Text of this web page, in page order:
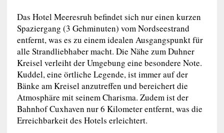
Das Hotel Meeresruh befindet sich nur einen kurzen
Spaziergang (3 Gehminuten) vom Nordseestrand
entfernt, was es zu einem idealen Ausgangspunkt für
alle Strandliebhaber macht. Die Nähe zum Duhner
Kreisel verleiht der Umgebung eine besondere Note.
Kuddel, eine örtliche Legende, ist immer auf der
Bänke am Kreisel anzutreffen und bereichert die
Atmosphäre mit seinem Charisma. Zudem ist der
Bahnhof Cuxhaven nur 6 Kilometer entfernt, was die
Erreichbarkeit des Hotels erleichtert.